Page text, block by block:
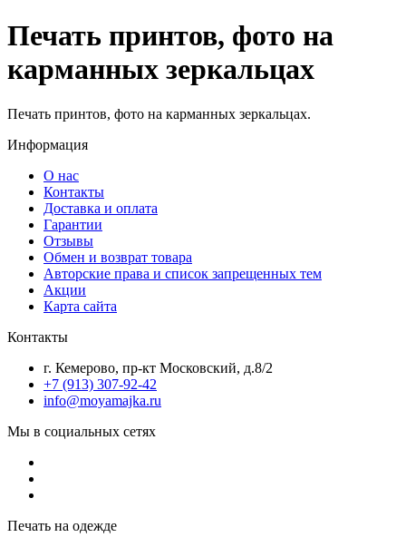
Печать принтов, фото на
карманных зеркальцах
Печать принтов, фото на карманных зеркальцах.
Информация
О нас
Контакты
Доставка и оплата
Гарантии
Отзывы
Обмен и возврат товара
Авторские права и список запрещенных тем
Акции
Карта сайта
Контакты
г. Кемерово, пр-кт Московский, д.8/2
+7 (913) 307-92-42
info@moyamajka.ru
Мы в социальных сетях
Печать на одежде